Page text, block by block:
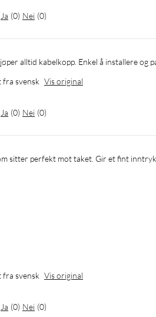
Ja (0) Nei (0)
alltid kabelkopp. Enkel å installere og
fra svensk Vis original
Ja (0) Nei (0)
sitter perfekt mot taket. Gir et fint
fra svensk Vis original
Ja (0) Nei (0)